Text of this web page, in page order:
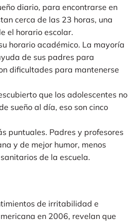
diario, para encontrarse en
cerca de las 23 horas, una
el horario escolar.
horario académico. La mayoría
de sus padres para
dificultades para mantenerse
que los adolescentes no
sueño al día, eso son cinco
puntuales. Padres y profesores
y de mejor humor, menos
de la escuela.
de irritabilidad e
en 2006, revelan que